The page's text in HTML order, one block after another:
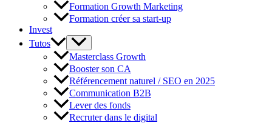
Formation Growth Marketing
Formation créer sa start-up
Invest
Tutos
Masterclass Growth
Booster son CA
Référencement naturel / SEO en 2025
Communication B2B
Lever des fonds
Recruter dans le digital